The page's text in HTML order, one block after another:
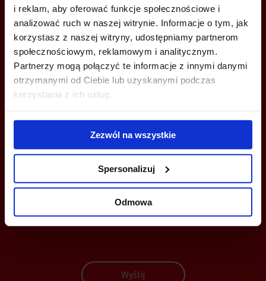
i reklam, aby oferować funkcje społecznościowe i
analizować ruch w naszej witrynie. Informacje o tym, jak
korzystasz z naszej witryny, udostępniamy partnerom
społecznościowym, reklamowym i analitycznym.
Partnerzy mogą połączyć te informacje z innymi danymi
otrzymanymi od Ciebie lub uzyskanymi podczas
korzystania z ich usług.
Zezwól na wszystkie
Spersonalizuj
Odmowa
ZADZWOŃ I DOWIEDZ SIĘ WIĘCEJ
+48 12 294 94 33
katowice@bazabiur.pl
MOŻESZ TEŻ ZOSTAWIĆ SWÓJ NUMER, A MY SKONTAKTUJEMY SIĘ
Wyślij